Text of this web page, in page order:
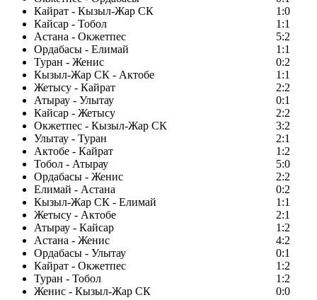
Кайрат - Кызыл-Жар СК
1:0
Кайсар - Тобол
1:1
Астана - Окжетпес
5:2
Ордабасы - Елимай
1:1
Туран - Женис
0:2
Кызыл-Жар СК - Актобе
1:1
Жетысу - Кайрат
2:2
Атырау - Улытау
0:1
Кайсар - Жетысу
2:2
Окжетпес - Кызыл-Жар СК
3:2
Улытау - Туран
2:1
Актобе - Кайрат
1:2
Тобол - Атырау
5:0
Ордабасы - Женис
2:2
Елимай - Астана
0:2
Кызыл-Жар СК - Елимай
1:1
Жетысу - Актобе
2:1
Атырау - Кайсар
1:2
Астана - Женис
4:2
Ордабасы - Улытау
0:1
Кайрат - Окжетпес
1:2
Туран - Тобол
1:2
Женис - Кызыл-Жар СК
0:0